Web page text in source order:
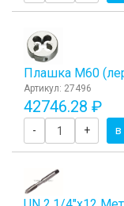
Плашка М60
Артикул: 27496
42746.28 ₽
- + в